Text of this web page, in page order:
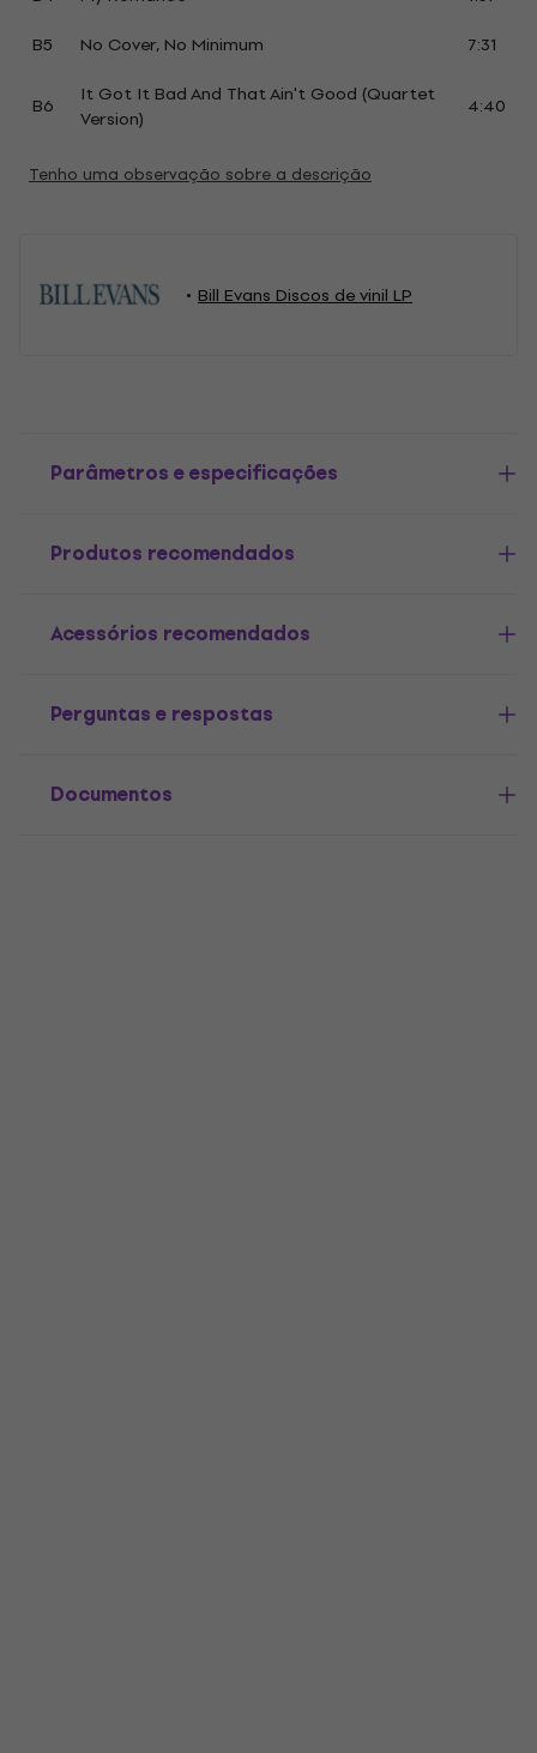
B5
No Cover, No Minimum 7:31
B6
It Got It Bad And That Ain't Good (Quartet
Version)
4:40
Tenho uma observação sobre a descrição
Bill Evans Discos de vinil LP
Parâmetros e especificações
Produtos recomendados
Acessórios recomendados
Perguntas e respostas
Documentos